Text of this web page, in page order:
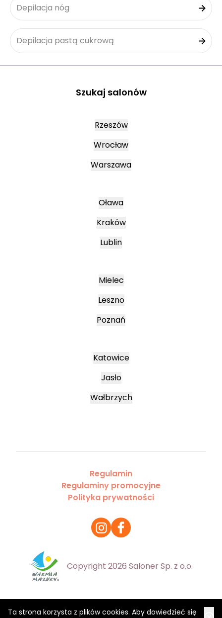
Ta strona korzysta z plików cookies. Aby dowiedzieć się
Depilacja nóg
Depilacja pastą cukrową
Szukaj salonów
Rzeszów
Wrocław
Warszawa
Oława
Kraków
Lublin
Mielec
Leszno
Poznań
Katowice
Jasło
Wałbrzych
Regulamin
Regulaminy promocyjne
Polityka prywatności
Copyright 2026 Saloner Sp. z o.o.